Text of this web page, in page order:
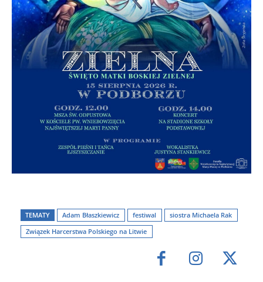
TEMATY Adam Błaszkiewicz festiwal
siostra Michaela Rak
Związek Harcerstwa Polskiego na Litwie